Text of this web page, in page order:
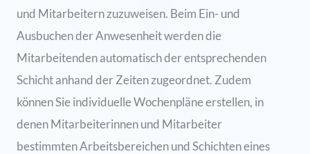
und Mitarbeitern zuzuweisen. Beim Ein- und
Ausbuchen der Anwesenheit werden die
Mitarbeitenden automatisch der entsprechenden
Schicht anhand der Zeiten zugeordnet. Zudem
können Sie individuelle Wochenpläne erstellen, in
denen Mitarbeiterinnen und Mitarbeiter
bestimmten Arbeitsbereichen und Schichten eines